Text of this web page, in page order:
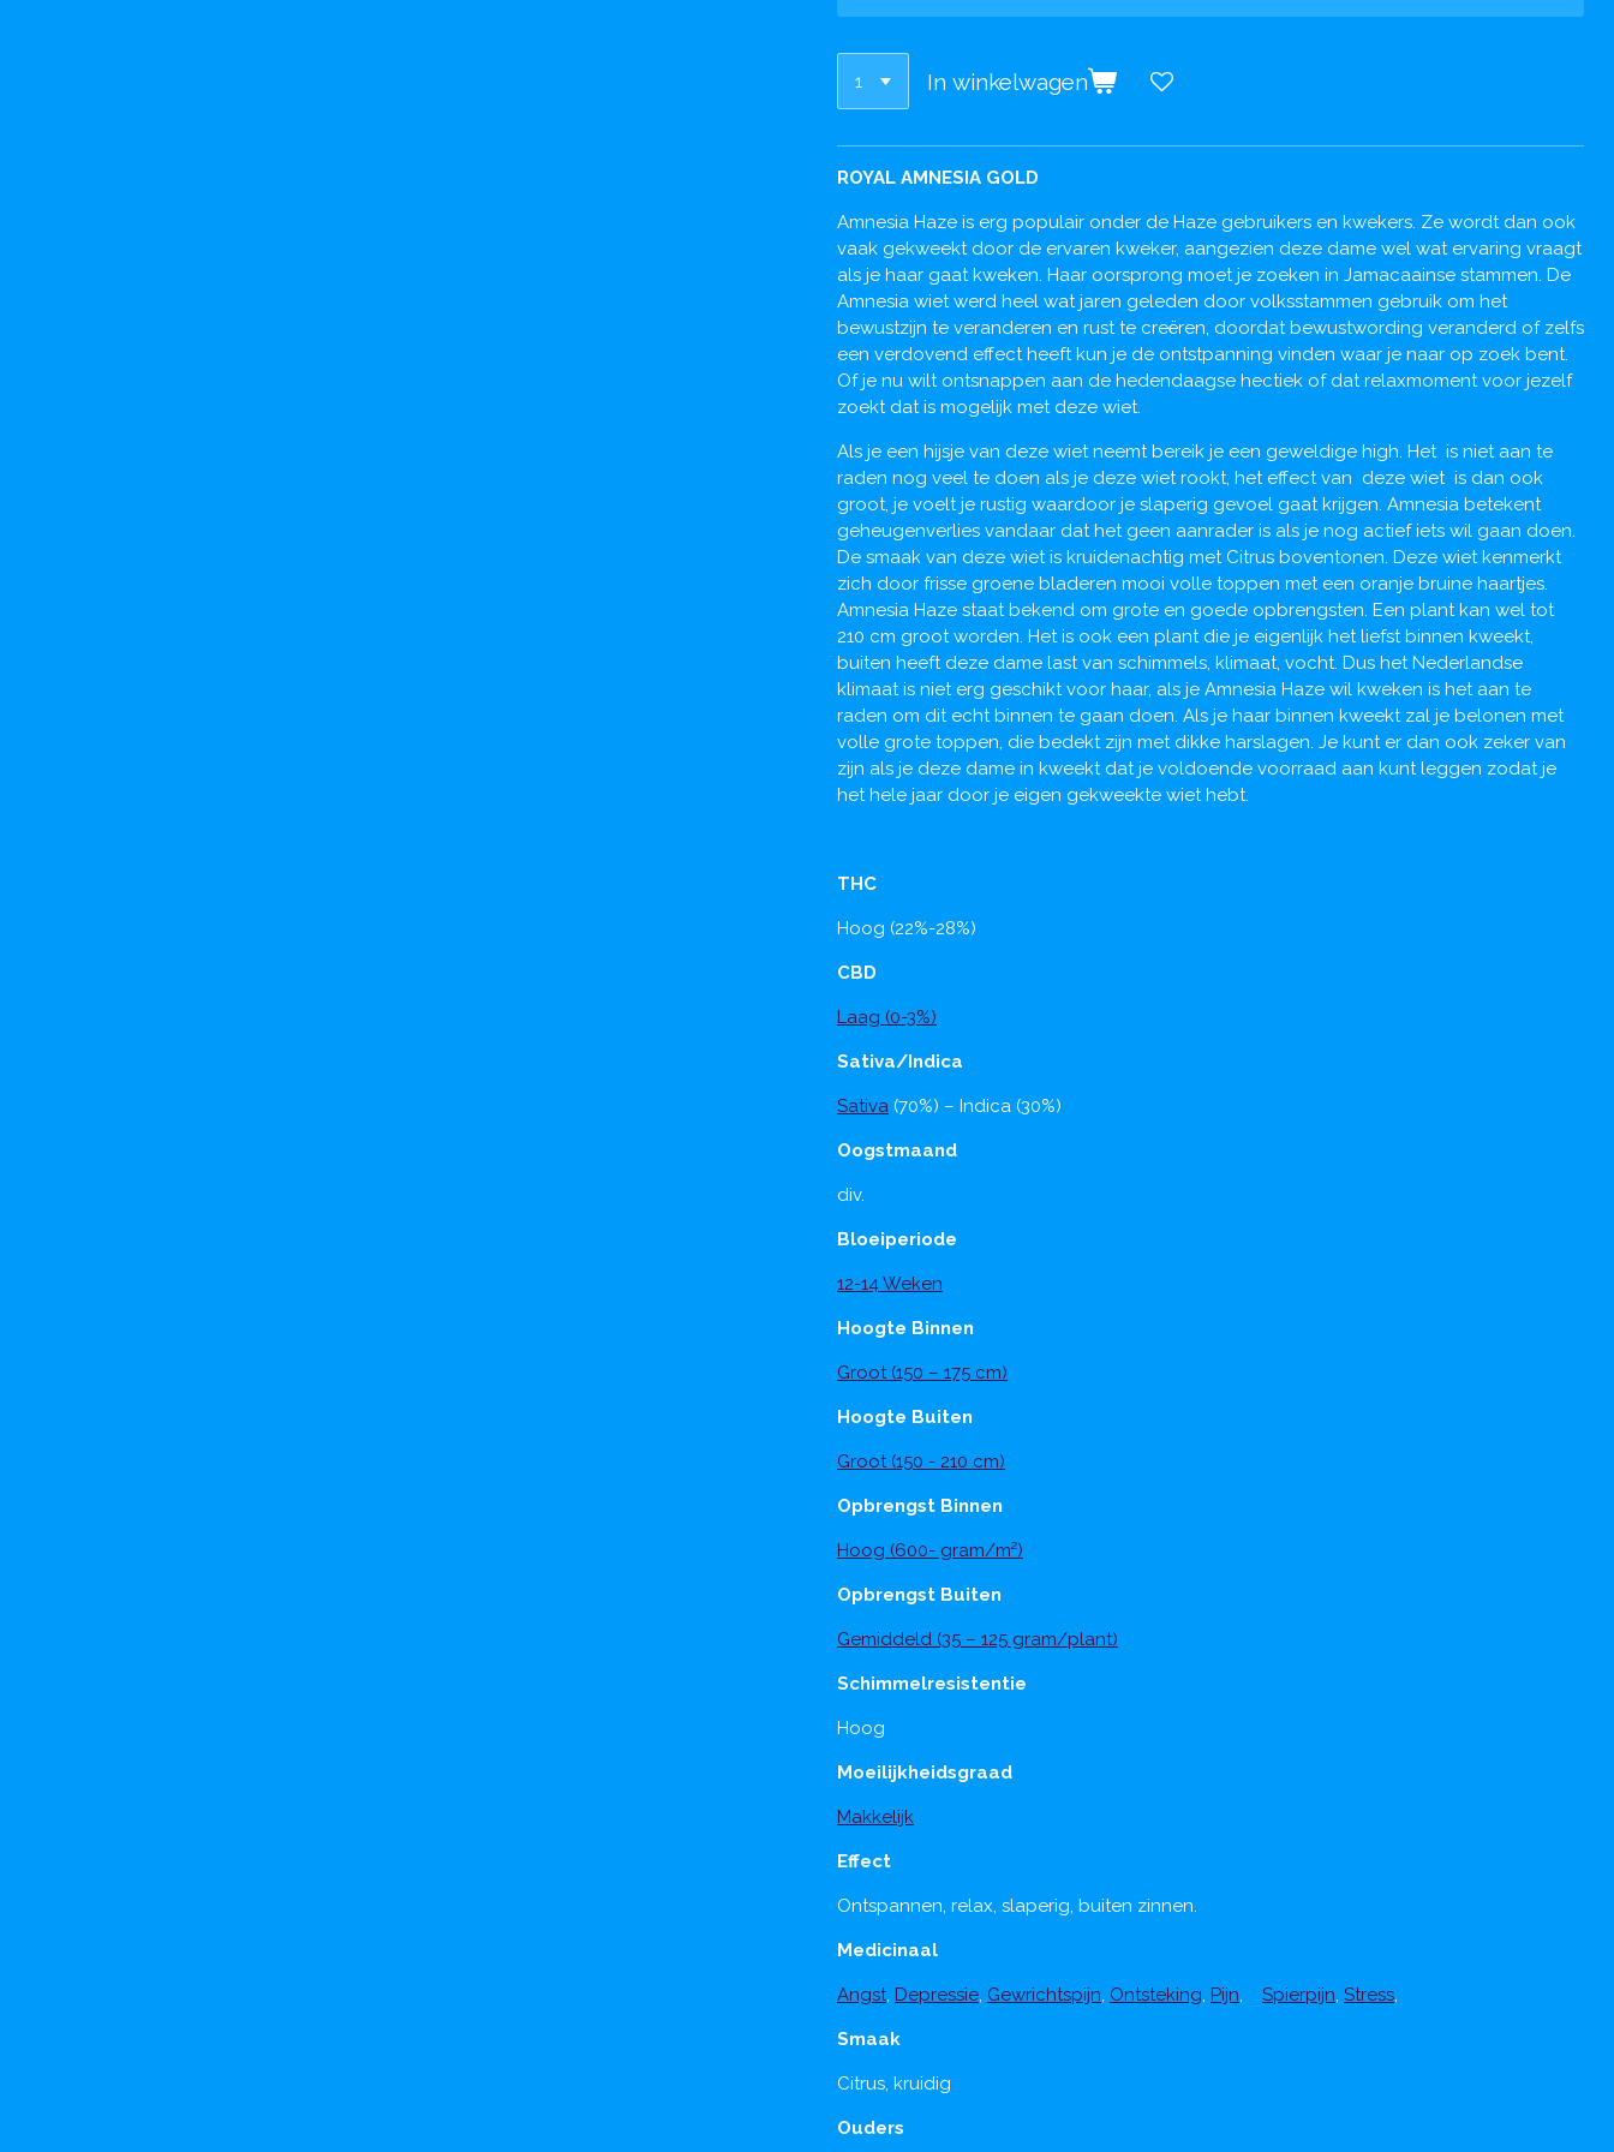
In winkelwagen
ROYAL AMNESIA GOLD
Amnesia Haze is erg populair onder de Haze gebruikers en kwekers. Ze wordt dan ook
vaak gekweekt door de ervaren kweker, aangezien deze dame wel wat ervaring vraagt
als je haar gaat kweken. Haar oorsprong moet je zoeken in Jamacaainse stammen. De
Amnesia wiet werd heel wat jaren geleden door volksstammen gebruik om het
bewustzijn te veranderen en rust te creëren, doordat bewustwording veranderd of zelfs
een verdovend effect heeft kun je de ontstpanning vinden waar je naar op zoek bent.
Of je nu wilt ontsnappen aan de hedendaagse hectiek of dat relaxmoment voor jezelf
zoekt dat is mogelijk met deze wiet.
Als je een hijsje van deze wiet neemt bereik je een geweldige high. Het is niet aan te
raden nog veel te doen als je deze wiet rookt, het effect van deze wiet is dan ook
groot, je voelt je rustig waardoor je slaperig gevoel gaat krijgen. Amnesia betekent
geheugenverlies vandaar dat het geen aanrader is als je nog actief iets wil gaan doen.
De smaak van deze wiet is kruidenachtig met Citrus boventonen. Deze wiet kenmerkt
zich door frisse groene bladeren mooi volle toppen met een oranje bruine haartjes.
Amnesia Haze staat bekend om grote en goede opbrengsten. Een plant kan wel tot
210 cm groot worden. Het is ook een plant die je eigenlijk het liefst binnen kweekt,
buiten heeft deze dame last van schimmels, klimaat, vocht. Dus het Nederlandse
klimaat is niet erg geschikt voor haar, als je Amnesia Haze wil kweken is het aan te
raden om dit echt binnen te gaan doen. Als je haar binnen kweekt zal je belonen met
volle grote toppen, die bedekt zijn met dikke harslagen. Je kunt er dan ook zeker van
zijn als je deze dame in kweekt dat je voldoende voorraad aan kunt leggen zodat je
het hele jaar door je eigen gekweekte wiet hebt.
THC
Hoog (22%-28%)
CBD
Laag (0-3%)
Sativa/Indica
Sativa (70%) – Indica (30%)
Oogstmaand
div.
Bloeiperiode
12-14 Weken
Hoogte Binnen
Groot (150 – 175 cm)
Hoogte Buiten
Groot (150 - 210 cm)
Opbrengst Binnen
Hoog (600- gram/m²)
Opbrengst Buiten
Gemiddeld (35 – 125 gram/plant)
Schimmelresistentie
Hoog
Moeilijkheidsgraad
Makkelijk
Effect
Ontspannen, relax, slaperig, buiten zinnen.
Medicinaal
Angst, Depressie, Gewrichtspijn, Ontsteking, Pijn, Spierpijn, Stress,
Smaak
Citrus, kruidig
Ouders